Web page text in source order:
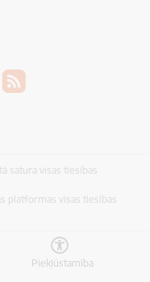
Piekļūstamība
satura visas tiesības
platformas visas tiesības